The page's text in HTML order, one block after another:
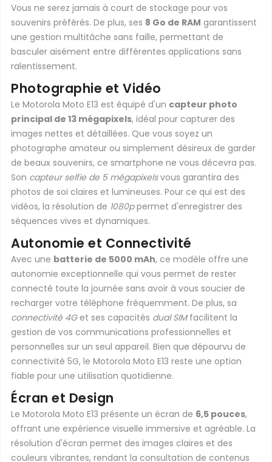
Vous ne serez jamais à court de stockage pour vos
souvenirs préférés. De plus, ses 8 Go de RAM garantissent
une gestion multitâche sans faille, permettant de
basculer aisément entre différentes applications sans
ralentissement.
Photographie et Vidéo
Le Motorola Moto E13 est équipé d'un capteur photo
principal de 13 mégapixels, idéal pour capturer des
images nettes et détaillées. Que vous soyez un
photographe amateur ou simplement désireux de garder
de beaux souvenirs, ce smartphone ne vous décevra pas.
Son capteur selfie de 5 mégapixelsvous garantira des
photos de soi claires et lumineuses. Pour ce qui est des
vidéos, la résolution de 1080ppermet d'enregistrer des
séquences vives et dynamiques.
Autonomie et Connectivité
Avec une batterie de 5000 mAh, ce modèle offre une
autonomie exceptionnelle qui vous permet de rester
connecté toute la journée sans avoir à vous soucier de
recharger votre téléphone fréquemment. De plus, sa
connectivité 4Get ses capacités dual SIMfacilitent la
gestion de vos communications professionnelles et
personnelles sur un seul appareil. Bien que dépourvu de
connectivité 5G, le Motorola Moto E13 reste une option
fiable pour une utilisation quotidienne.
Écran et Design
Le Motorola Moto E13 présente un écran de 6,5 pouces,
offrant une expérience visuelle immersive et agréable. La
résolution d'écran permet des images claires et des
couleurs vibrantes, rendant la consultation de contenus